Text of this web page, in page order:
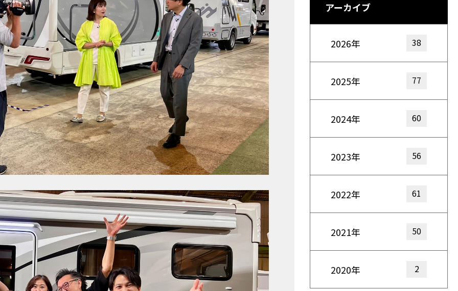
アーカイブ
2026年 38
2025年 77
2024年 60
2023年 56
2022年 61
2021年 50
2020年 2